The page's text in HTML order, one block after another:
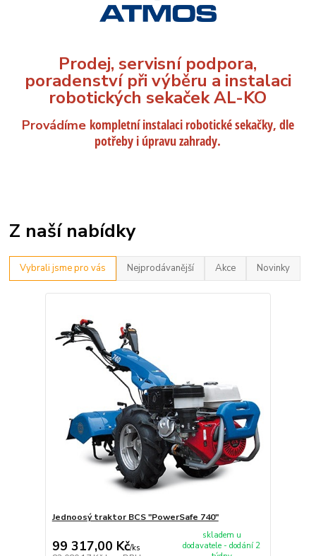
Prodej, servisní podpora,
poradenství při výběru a instalaci
robotických sekaček AL-KO
Provádíme kompletní instalaci robotické sekačky, dle
potřeby i úpravu zahrady.
Z naší nabídky
Vybrali jsme pro vás Nejprodávanější Akce Novinky
Jednoosý traktor BCS "PowerSafe 740"
99 317,00 Kč/ks
skladem u
dodavatele - dodání 2